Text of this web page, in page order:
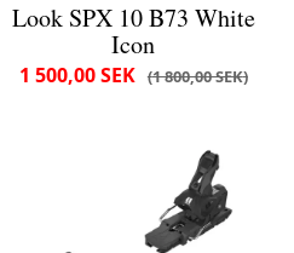
Look SPX 10 B73 White
Icon
1 800,00 SEK
1 500,00 SEK